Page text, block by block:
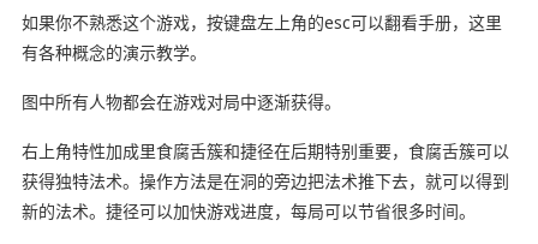
如果你不熟悉这个游戏，按键盘左上角的esc可以翻看手册，这里
有各种概念的演示教学。
图中所有人物都会在游戏对局中逐渐获得。
右上角特性加成里食腐舌簇和捷径在后期特别重要，食腐舌簇可以
获得独特法术。操作方法是在洞的旁边把法术推下去，就可以得到
新的法术。捷径可以加快游戏进度，每局可以节省很多时间。